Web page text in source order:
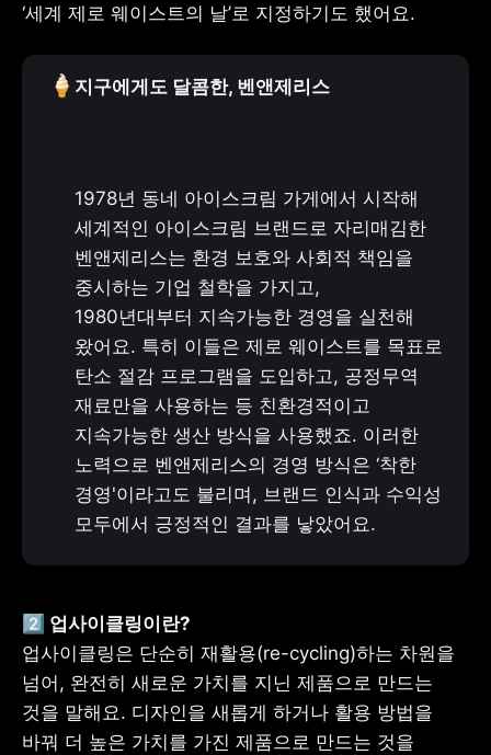
‘세계 제로 웨이스트의 날’로 지정하기도 했어요.
🍦 지구에게도 달콤한, 벤앤제리스
1978년 동네 아이스크림 가게에서 시작해
세계적인 아이스크림 브랜드로 자리매김한
벤앤제리스는 환경 보호와 사회적 책임을
중시하는 기업 철학을 가지고,
1980년대부터 지속가능한 경영을 실천해
왔어요. 특히 이들은 제로 웨이스트를 목표로
탄소 절감 프로그램을 도입하고, 공정무역
재료만을 사용하는 등 친환경적이고
지속가능한 생산 방식을 사용했죠. 이러한
노력으로 벤앤제리스의 경영 방식은 ‘착한
경영'이라고도 불리며, 브랜드 인식과 수익성
모두에서 긍정적인 결과를 낳았어요.
업사이클링은 단순히 재활용(re-cycling)하는 차원을
넘어, 완전히 새로운 가치를 지닌 제품으로 만드는
것을 말해요. 디자인을 새롭게 하거나 활용 방법을
바꿔 더 높은 가치를 가진 제품으로 만드는 것을